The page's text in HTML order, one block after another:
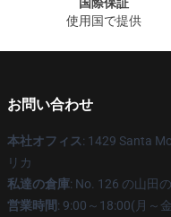
使用国で提供
お問い合わせ
本社オフィス: 1429 Santa
リカ
私達の倉庫: No. 126 の山田
営業時間: 9:00～18:00(月～